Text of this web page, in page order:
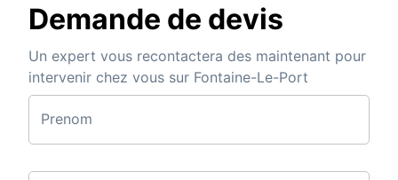
Demande de devis
Un expert vous recontactera des maintenant pour
intervenir chez vous sur Fontaine-Le-Port
Prenom